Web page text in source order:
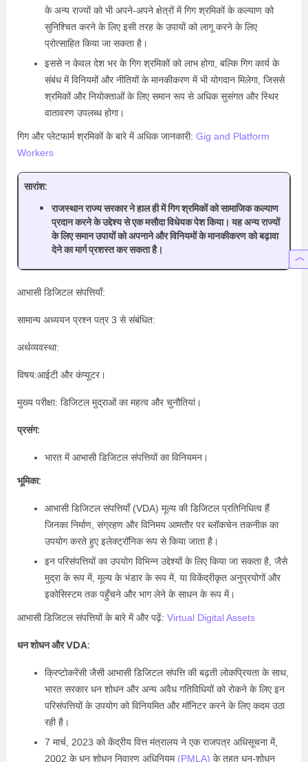
के अन्य राज्यों को भी अपने-अपने क्षेत्रों में गिग श्रमिकों के कल्याण को
सुनिश्चित करने के लिए इसी तरह के उपायों को लागू करने के लिए
प्रोत्साहित किया जा सकता है।
इससे न केवल देश भर के गिग श्रमिकों को लाभ होगा, बल्कि गिग कार्य के
संबंध में विनियमों और नीतियों के मानकीकरण में भी योगदान मिलेगा, जिससे
श्रमिकों और नियोक्ताओं के लिए समान रूप से अधिक सुसंगत और स्थिर
वातावरण उपलब्ध होगा।
गिग और प्लेटफार्म श्रमिकों के बारे में अधिक जानकारी: Gig and Platform
Workers
सारांश:
राजस्थान राज्य सरकार ने हाल ही में गिग श्रमिकों को सामाजिक कल्याण
प्रदान करने के उद्देश्य से एक मसौदा विधेयक पेश किया। यह अन्य राज्यों
के लिए समान उपायों को अपनाने और विनियमों के मानकीकरण को बढ़ावा
देने का मार्ग प्रशस्त कर सकता है।
आभासी डिजिटल संपत्तियाँ:
सामान्य अध्ययन प्रश्न पत्र 3 से संबंधित:
अर्थव्यवस्था:
विषय:आईटी और कंप्यूटर।
मुख्य परीक्षा: डिजिटल मुद्राओं का महत्व और चुनौतियां।
प्रसंग:
भारत में आभासी डिजिटल संपत्तियों का विनियमन।
भूमिका:
आभासी डिजिटल संपत्तियाँ (VDA) मूल्य की डिजिटल प्रतिनिधित्व हैं
जिनका निर्माण, संग्रहण और विनिमय आमतौर पर ब्लॉकचेन तकनीक का
उपयोग करते हुए इलेक्ट्रॉनिक रूप से किया जाता है।
इन परिसंपत्तियों का उपयोग विभिन्न उद्देश्यों के लिए किया जा सकता है, जैसे
मुद्रा के रूप में, मूल्य के भंडार के रूप में, या विकेंद्रीकृत अनुप्रयोगों और
इकोसिस्टम तक पहुँचने और भाग लेने के साधन के रूप में।
आभासी डिजिटल संपत्तियों के बारे में और पढ़ें: Virtual Digital Assets
धन शोधन और VDA:
क्रिप्टोकरेंसी जैसी आभासी डिजिटल संपत्ति की बढ़ती लोकप्रियता के साथ,
भारत सरकार धन शोधन और अन्य अवैध गतिविधियों को रोकने के लिए इन
परिसंपत्तियों के उपयोग को विनियमित और मॉनिटर करने के लिए कदम उठा
रही है।
7 मार्च, 2023 को केंद्रीय वित्त मंत्रालय ने एक राजपत्र अधिसूचना में,
2002 के धन शोधन निवारण अधिनियम (PMLA) के तहत धन-शोधन